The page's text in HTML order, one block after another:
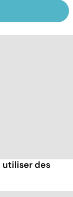
des